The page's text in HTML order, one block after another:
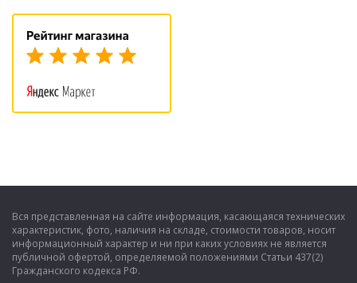
Вся представленная на сайте информация, касающаяся технических
характеристик, фото, наличия на складе, стоимости товаров, носит
информационный характер и ни при каких условиях не является
публичной офертой, определяемой положениями Статьи 437(2)
Гражданского кодекса РФ.